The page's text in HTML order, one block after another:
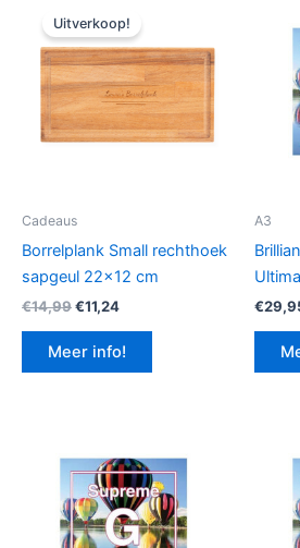
Uitverkoop!
Cadeaus
Borrelplank Small rechthoek
sapgeul 22×12 cm
€14,99Oorspronkelijke
was:
€14,99.
€11,24Huidige
is:
€11,24.
Meer info!
A3
€